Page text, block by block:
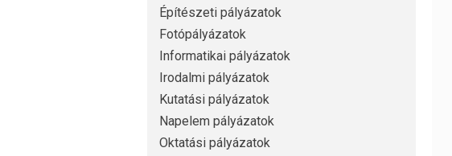
Építészeti pályázatok
Fotópályázatok
Informatikai pályázatok
Irodalmi pályázatok
Kutatási pályázatok
Napelem pályázatok
Oktatási pályázatok